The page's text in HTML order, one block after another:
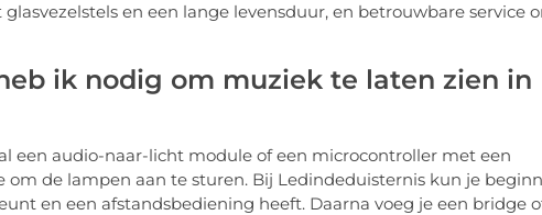
en een lange levensduur, en betrouwbare service
ik nodig om muziek te laten zien in
een audio-naar-licht module of een microcontroller met een
de lampen aan te sturen. Bij Ledindeduisternis kun je
en een afstandsbediening heeft. Daarna voeg je een bridge